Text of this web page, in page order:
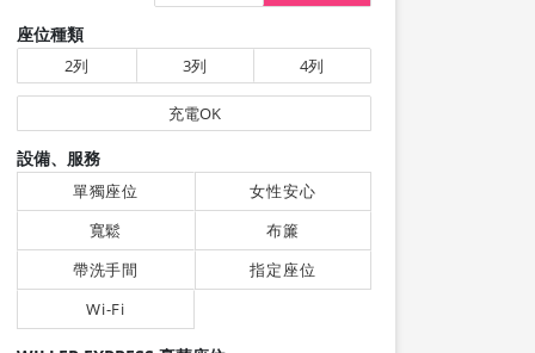
座位種類
2列 3列 4列
充電OK
設備、服務
單獨座位
女性安心
寬鬆
布簾
帶洗手間
指定座位
Wi-Fi